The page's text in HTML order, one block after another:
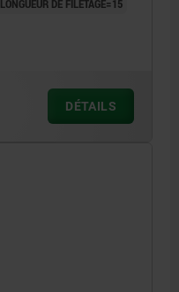
LONGUEUR DE FILETAGE=15
DÉTAILS